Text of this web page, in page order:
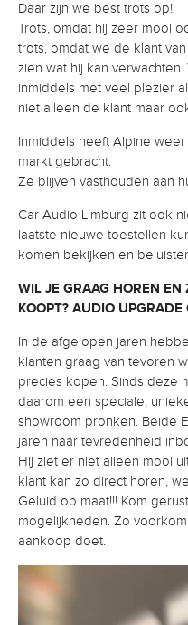
Daar zijn we best trots op!
Trots, omdat hij zeer mooi
trots, omdat we de klant
zien wat hij kan
inmiddels met veel plezier
niet alleen de klant maar
Inmiddels heeft Alpine
markt gebracht.
Ze blijven vasthouden aan
Car Audio Limburg zit ook
laatste nieuwe toestellen
komen bekijken en
WIL JE GRAAG HOREN EN
KOOPT? AUDIO UPGRADE
In de afgelopen jaren
klanten graag van tevoren
precies kopen. Sinds deze
daarom een speciale,
showroom pronken. Beide
jaren naar tevredenheid
Hij ziet er niet alleen mooi
klant kan zo direct horen,
Geluid op maat!!! Kom
mogelijkheden. Zo
aankoop doet.
Videospeler